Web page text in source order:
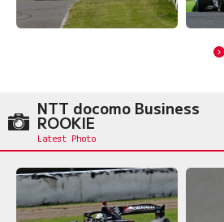
NTT docomo Business
ROOKIE